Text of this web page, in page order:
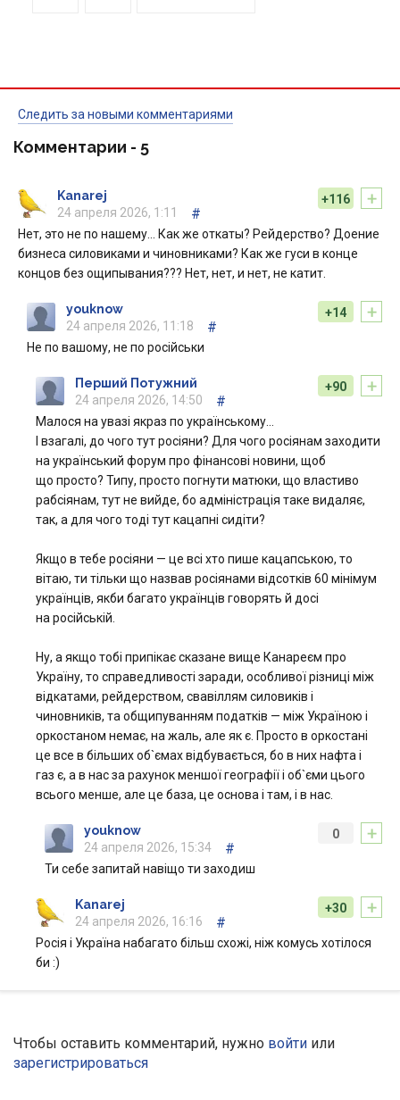
Следить за новыми комментариями
Комментарии - 5
+
+116
Kanarej
24 апреля 2026, 1:11
#
Нет, это не по нашему… Как же откаты? Рейдерство? Доение
бизнеса силовиками и чиновниками? Как же гуси в конце
концов без ощипывания??? Нет, нет, и нет, не катит.
+
+14
youknow
24 апреля 2026, 11:18
#
Не по вашому, не по російськи
+
+90
Перший Потужний
24 апреля 2026, 14:50
#
Малося на увазі якраз по українському…
І взагалі, до чого тут росіяни? Для чого росіянам заходити
на український форум про фінансові новини, щоб
що просто? Типу, просто погнути матюки, що властиво
рабсіянам, тут не вийде, бо адміністрація таке видаляє,
так, а для чого тоді тут кацапні сидіти?
Якщо в тебе росіяни — це всі хто пише кацапською, то
вітаю, ти тільки що назвав росіянами відсотків 60 мінімум
українців, якби багато українців говорять й досі
на російській.
Ну, а якщо тобі припікає сказане вище Канареєм про
Україну, то справедливості заради, особливої різниці між
відкатами, рейдерством, свавіллям силовиків і
чиновників, та общипуванням податків — між Україною і
оркостаном немає, на жаль, але як є. Просто в оркостані
це все в більших об`ємах відбувається, бо в них нафта і
газ є, а в нас за рахунок меншої географії і об`єми цього
всього менше, але це база, це основа і там, і в нас.
+
0
youknow
24 апреля 2026, 15:34
#
Ти себе запитай навіщо ти заходиш
+
+30
Kanarej
24 апреля 2026, 16:16
#
Росія і Україна набагато більш схожі, ніж комусь хотілося
би :)
Чтобы оставить комментарий, нужно войти или
зарегистрироваться